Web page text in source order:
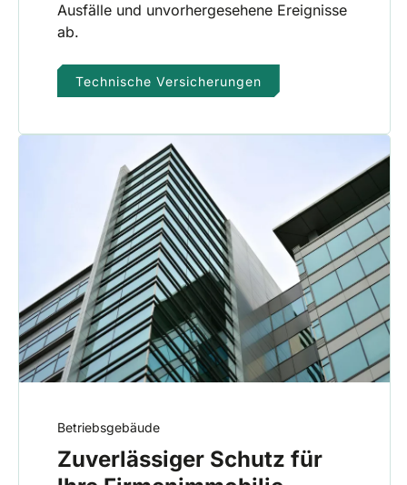
Ausfälle und unvorhergesehene Ereignisse
ab.
Technische Versicherungen
Betriebsgebäude
Zuverlässiger Schutz für